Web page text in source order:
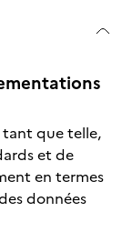
tant que telle,
et de
en termes
données